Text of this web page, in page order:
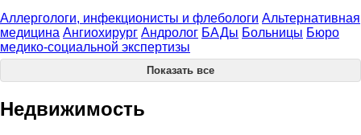
Аллергологи, инфекционисты и флебологи Альтернативная
медицина Ангиохирург Андролог БАДы Больницы Бюро
медико-социальной экспертизы
Показать все
Недвижимость